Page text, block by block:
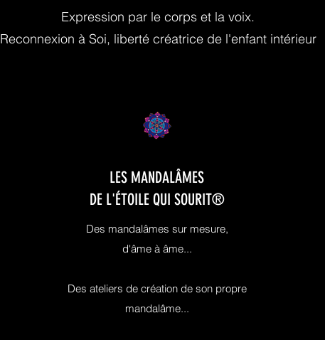
Expression par le corps et la voix.
Reconnexion à Soi, liberté créatrice de l'enfant intérieur
LES MANDALÂMES
DE L'ÉTOILE QUI SOURIT®
Des mandalâmes sur mesure,
d'âme à âme...
Des ateliers de création de son propre
mandalâme...